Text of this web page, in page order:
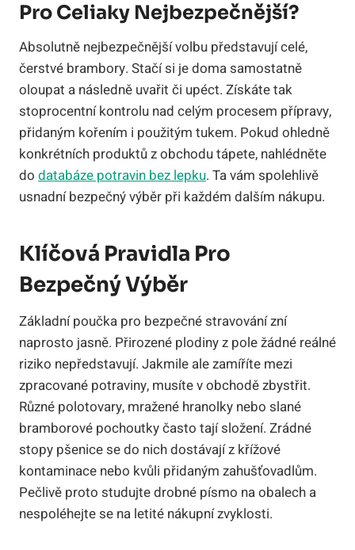
Pro Celiaky Nejbezpečnější?
Absolutně nejbezpečnější volbu představují celé,
čerstvé brambory. Stačí si je doma samostatně
oloupat a následně uvařit či upéct. Získáte tak
stoprocentní kontrolu nad celým procesem přípravy,
přidaným kořením i použitým tukem. Pokud ohledně
konkrétních produktů z obchodu tápete, nahlédněte
do databáze potravin bez lepku. Ta vám spolehlivě
usnadní bezpečný výběr při každém dalším nákupu.
Klíčová Pravidla Pro
Bezpečný Výběr
Základní poučka pro bezpečné stravování zní
naprosto jasně. Přirozené plodiny z pole žádné reálné
riziko nepředstavují. Jakmile ale zamíříte mezi
zpracované potraviny, musíte v obchodě zbystřit.
Různé polotovary, mražené hranolky nebo slané
bramborové pochoutky často tají složení. Zrádné
stopy pšenice se do nich dostávají z křížové
kontaminace nebo kvůli přidaným zahušťovadlům.
Pečlivě proto studujte drobné písmo na obalech a
nespoléhejte se na letité nákupní zvyklosti.